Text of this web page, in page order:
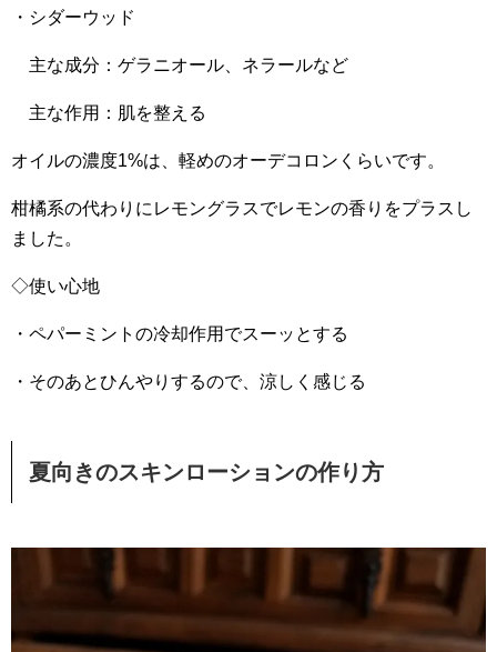
・シダーウッド
主な成分：ゲラニオール、ネラールなど
主な作用：肌を整える
オイルの濃度1%は、軽めのオーデコロンくらいです。
柑橘系の代わりにレモングラスでレモンの香りをプラスし
ました。
◇使い心地
・ペパーミントの冷却作用でスーッとする
・そのあとひんやりするので、涼しく感じる
夏向きのスキンローションの作り方